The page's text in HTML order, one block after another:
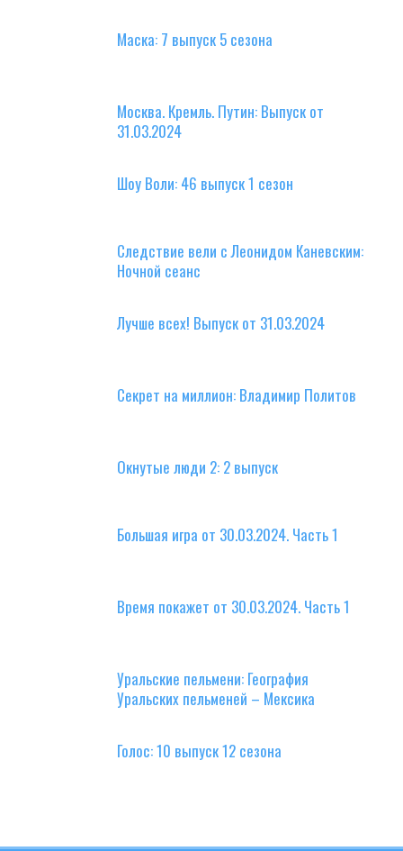
Маска: 7 выпуск 5 сезона
Москва. Кремль. Путин: Выпуск от
31.03.2024
Шоу Воли: 46 выпуск 1 сезон
Следствие вели с Леонидом Каневским:
Ночной сеанс
Лучше всех! Выпуск от 31.03.2024
Секрет на миллион: Владимир Политов
Окнутые люди 2: 2 выпуск
Большая игра от 30.03.2024. Часть 1
Время покажет от 30.03.2024. Часть 1
Уральские пельмени: География
Уральских пельменей – Мексика
Голос: 10 выпуск 12 сезона